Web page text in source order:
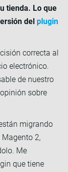
tienda. Lo que
del plugin
correcta al
electrónico.
de nuestro
sobre
migrando
2,
Me
que tiene